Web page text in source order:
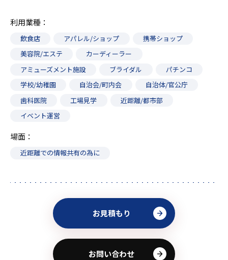
利用業種
飲食店 アパレル/ショップ
携帯ショップ
美容院/エステ
カーディーラー
アミューズメント施設
ブライダル
パチンコ
学校/幼稚園
自治会/町内会
自治体/官公庁
歯科医院
工場見学
近距離/都市部
イベント運営
場面
近距離での情報共有の為に
お見積もり
お問い合わせ